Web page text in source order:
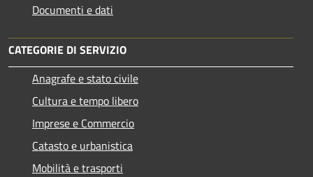
Documenti e dati
CATEGORIE DI SERVIZIO
Anagrafe e stato civile
Cultura e tempo libero
Imprese e Commercio
Catasto e urbanistica
Mobilità e trasporti